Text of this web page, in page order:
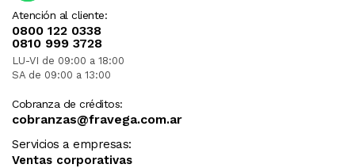
Atención al cliente:
0800 122 0338
0810 999 3728
LU-VI de 09:00 a 18:00
SA de 09:00 a 13:00
Cobranza de créditos:
cobranzas@fravega.com.ar
Servicios a empresas:
Ventas corporativas